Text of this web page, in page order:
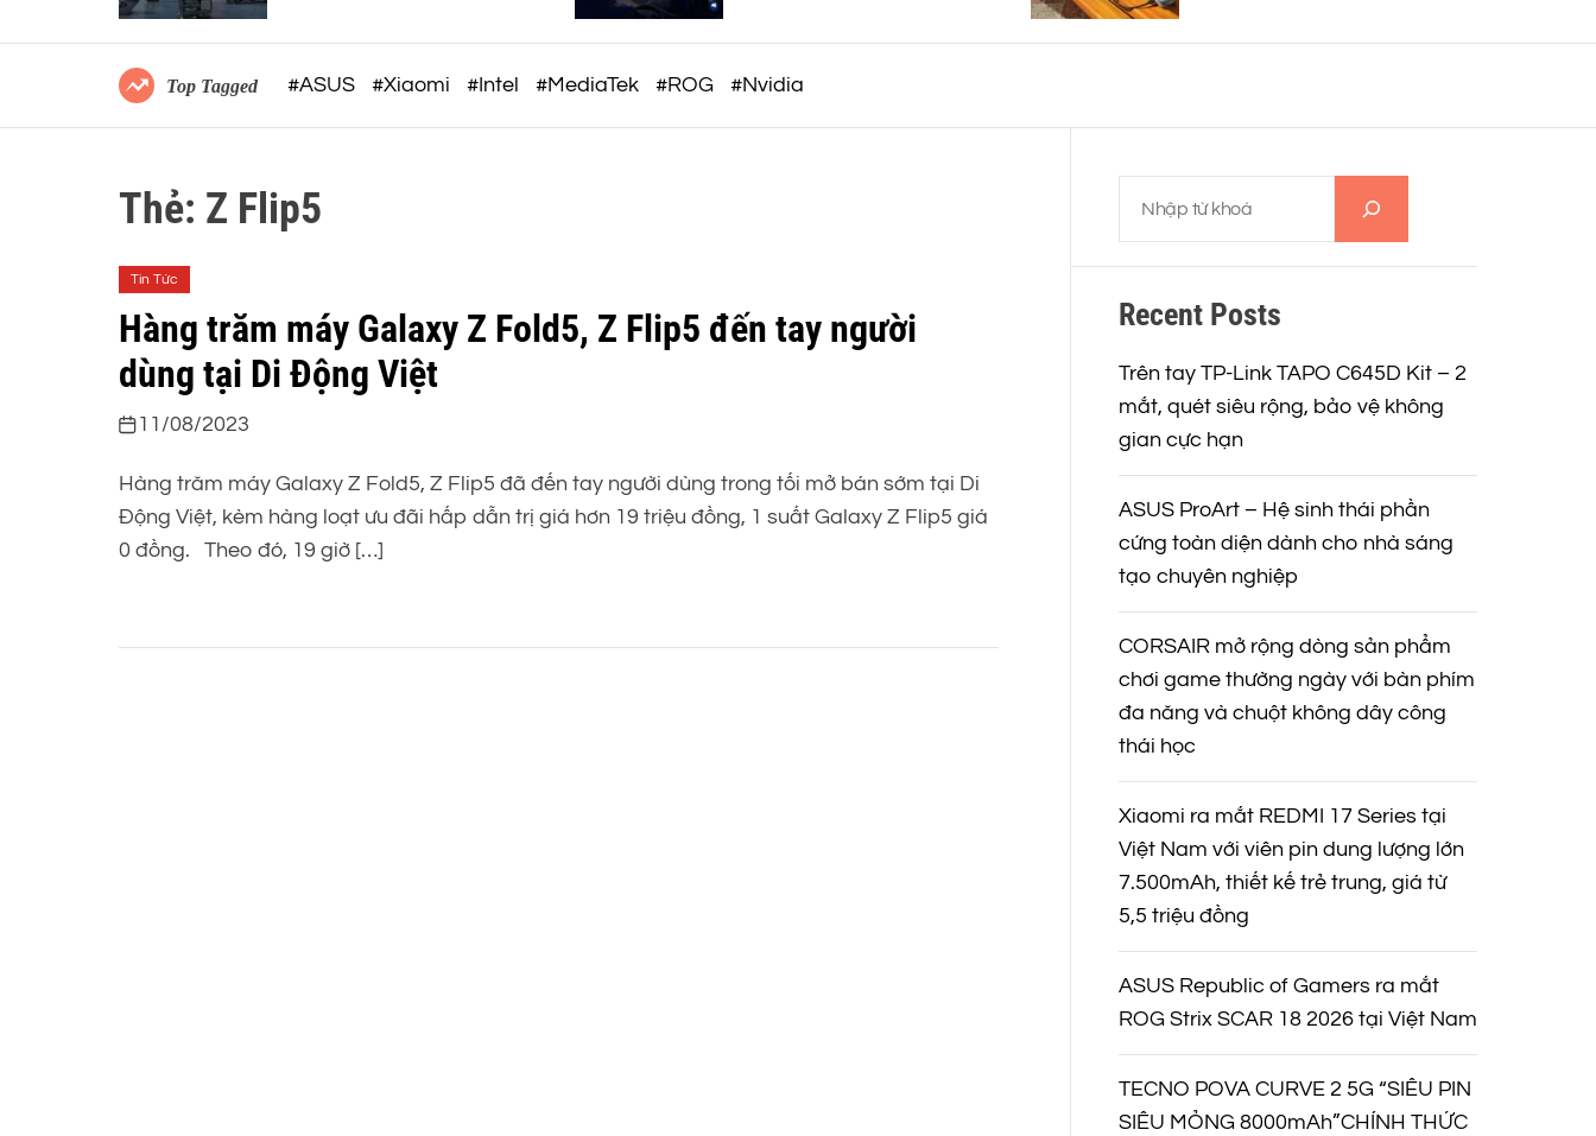
c
o
m
r
d
không dây công thái học
thiết kế trẻ trung, giá từ 5,5
triệu đồng
Top Tagged #ASUS #Xiaomi #Intel #MediaTek #ROG #Nvidia
Thẻ: Z Flip5
Tin Tức
Hàng trăm máy Galaxy Z Fold5, Z Flip5 đến tay người
dùng tại Di Động Việt
11/08/2023
Hàng trăm máy Galaxy Z Fold5, Z Flip5 đã đến tay người dùng trong tối mở bán sớm tại Di
Động Việt, kèm hàng loạt ưu đãi hấp dẫn trị giá hơn 19 triệu đồng, 1 suất Galaxy Z Flip5 giá
0 đồng. Theo đó, 19 giờ […]
m
i
m
Recent Posts
Trên tay TP-Link TAPO C645D Kit – 2
mắt, quét siêu rộng, bảo vệ không
gian cực hạn
ASUS ProArt – Hệ sinh thái phần
cứng toàn diện dành cho nhà sáng
tạo chuyên nghiệp
CORSAIR mở rộng dòng sản phẩm
chơi game thường ngày với bàn phím
đa năng và chuột không dây công
thái học
Xiaomi ra mắt REDMI 17 Series tại
Việt Nam với viên pin dung lượng lớn
7.500mAh, thiết kế trẻ trung, giá từ
5,5 triệu đồng
ASUS Republic of Gamers ra mắt
ROG Strix SCAR 18 2026 tại Việt Nam
TECNO POVA CURVE 2 5G “SIÊU PIN
SIÊU MỎNG 8000mAh”CHÍNH THỨC